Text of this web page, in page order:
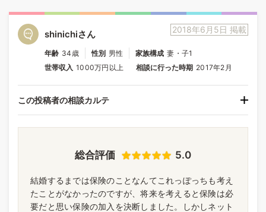
2018年6月5日 掲載
shinichiさん
年齢 34歳 性別 男性 家族構成 妻・子1
世帯収入 1000万円以上 相談に行った時期 2017年2月
この投稿者の相談カルテ
総合評価 5.0
結婚するまでは保険のことなんてこれっぽっちも考え
たことがなかったのですが、将来を考えると保険は必
要だと思い保険の加入を決断しました。しかしネット